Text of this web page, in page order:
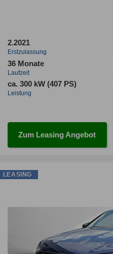
2.2021
Erstzulassung
36 Monate
Laufzeit
ca. 300 kW (407 PS)
Leistung
Zum Leasing Angebot
LEASING